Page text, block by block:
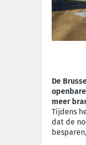
De
meer
Tijdens
dat de